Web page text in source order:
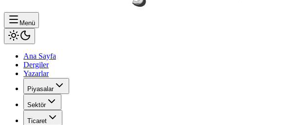
Menü
Ana Sayfa
Dergiler
Yazarlar
Piyasalar
Sektör
Ticaret